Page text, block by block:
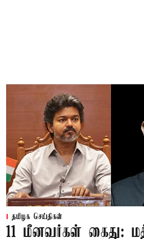
தமிழக செய்திகள்
11 மீனவர்கள் கைது: